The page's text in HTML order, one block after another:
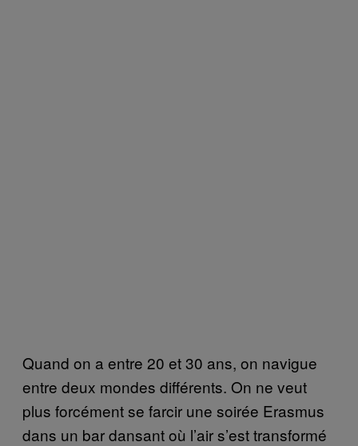
Quand on a entre 20 et 30 ans, on navigue
entre deux mondes différents. On ne veut
plus forcément se farcir une soirée Erasmus
dans un bar dansant où l’air s’est transformé